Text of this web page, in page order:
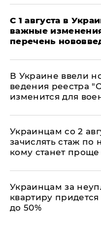
С 1 августа в
важные
перечень
В Украине ввели
ведения реестра
изменится для
Украинцам со 2
зачислять стаж
кому станет
Украинцам за
квартиру
до 50%